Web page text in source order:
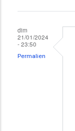
dim
21/01/2024
- 23:50
Permalien